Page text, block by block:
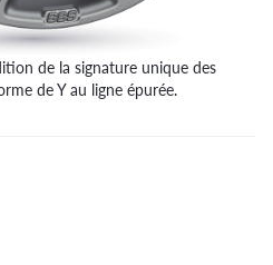
de la signature unique des
de Y au ligne épurée.